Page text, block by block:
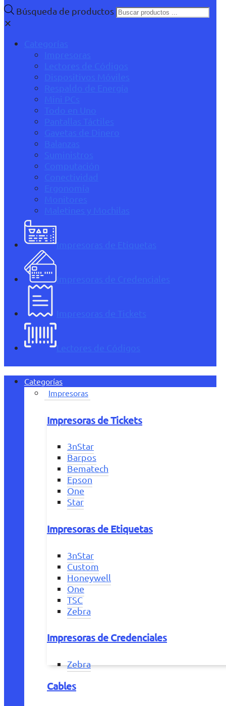
Búsqueda de productos
✕
Categorías
Impresoras
Lectores de Códigos
Dispositivos Móviles
Respaldo de Energía
Mini PCs
Todo en Uno
Pantallas Táctiles
Gavetas de Dinero
Balanzas
Suministros
Computación
Conectividad
Ergonomía
Monitores
Maletines y Mochilas
Impresoras de Etiquetas
Impresoras de Credenciales
Impresoras de Tickets
Lectores de Códigos
Categorías
Impresoras
Impresoras de Tickets
3nStar
Barpos
Bematech
Epson
One
Star
Impresoras de Etiquetas
3nStar
Custom
Honeywell
One
TSC
Zebra
Impresoras de Credenciales
Zebra
Cables